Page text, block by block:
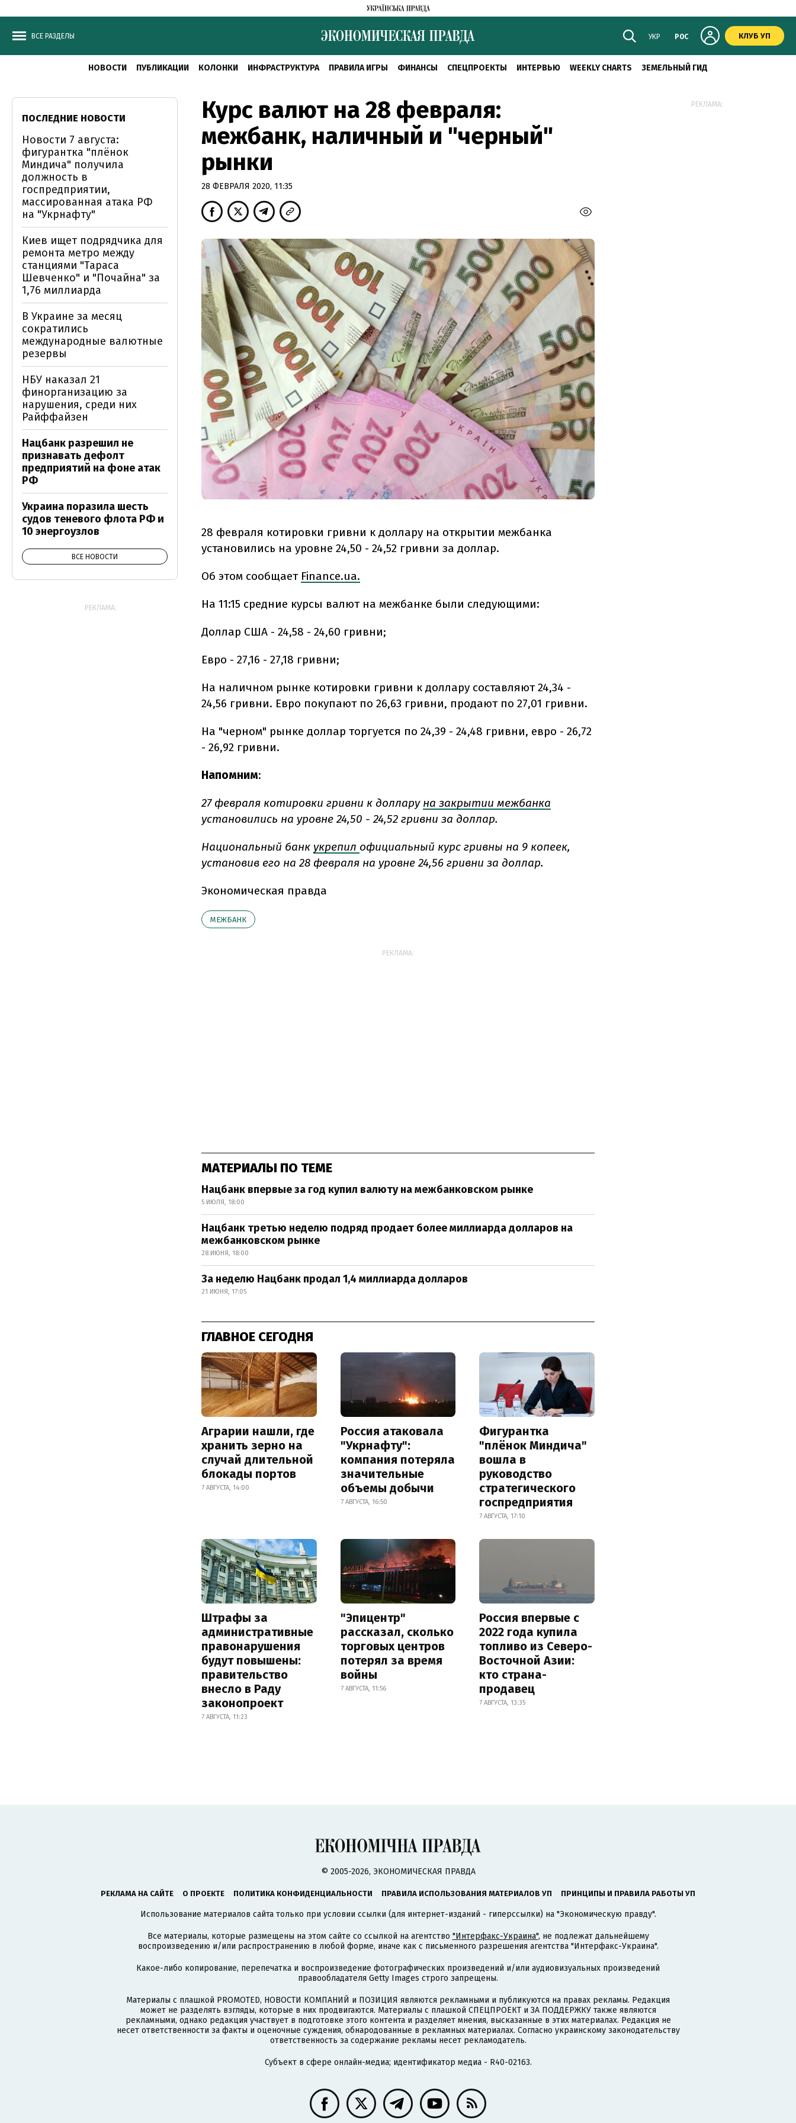
ВСЕ РАЗДЕЛЫ УКР РОС КЛУБ УП
НОВОСТИ ПУБЛИКАЦИИ КОЛОНКИ ИНФРАСТРУКТУРА ПРАВИЛА ИГРЫ ФИНАНСЫ СПЕЦПРОЕКТЫ ИНТЕРВЬЮ WEEKLY CHARTS ЗЕМЕЛЬНЫЙ ГИД
Курс валют на 28 февраля:
межбанк, наличный и "черный"
рынки
28 ФЕВРАЛЯ 2020, 11:35
28 февраля котировки гривни к доллару на открытии межбанка
установились на уровне 24,50 - 24,52 гривни за доллар.
Об этом сообщает Finance.ua.
На 11:15 средние курсы валют на межбанке были следующими:
Доллар США - 24,58 - 24,60 гривни;
Евро - 27,16 - 27,18 гривни;
На наличном рынке котировки гривни к доллару составляют 24,34 -
24,56 гривни. Евро покупают по 26,63 гривни, продают по 27,01 гривни.
На "черном" рынке доллар торгуется по 24,39 - 24,48 гривни, евро - 26,72
- 26,92 гривни.
Напомним:
27 февраля котировки гривни к доллару на закрытии межбанка
установились на уровне 24,50 - 24,52 гривни за доллар.
Национальный банк укрепил официальный курс гривны на 9 копеек,
установив его на 28 февраля на уровне 24,56 гривни за доллар.
Экономическая правда
МЕЖБАНК
РЕКЛАМА:
МАТЕРИАЛЫ ПО ТЕМЕ
Нацбанк впервые за год купил валюту на межбанковском рынке
5 ИЮЛЯ, 18:00
Нацбанк третью неделю подряд продает более миллиарда долларов на
межбанковском рынке
28 ИЮНЯ, 18:00
За неделю Нацбанк продал 1,4 миллиарда долларов
21 ИЮНЯ, 17:05
ГЛАВНОЕ СЕГОДНЯ
Аграрии нашли, где
хранить зерно на
случай длительной
блокады портов
7 АВГУСТА, 14:00
Россия атаковала
"Укрнафту":
компания потеряла
значительные
объемы добычи
7 АВГУСТА, 16:50
Фигурантка
"плёнок Миндича"
вошла в
руководство
стратегического
госпредприятия
7 АВГУСТА, 17:10
Штрафы за
административные
правонарушения
будут повышены:
правительство
внесло в Раду
законопроект
7 АВГУСТА, 11:23
"Эпицентр"
рассказал, сколько
торговых центров
потерял за время
войны
7 АВГУСТА, 11:56
Россия впервые с
2022 года купила
топливо из Северо-
Восточной Азии:
кто страна-
продавец
7 АВГУСТА, 13:35
ПОСЛЕДНИЕ НОВОСТИ
Новости 7 августа:
фигурантка "плёнок
Миндича" получила
должность в
госпредприятии,
массированная атака РФ
на "Укрнафту"
Киев ищет подрядчика для
ремонта метро между
станциями "Тараса
Шевченко" и "Почайна" за
1,76 миллиарда
В Украине за месяц
сократились
международные валютные
резервы
НБУ наказал 21
финорганизацию за
нарушения, среди них
Райффайзен
Нацбанк разрешил не
признавать дефолт
предприятий на фоне атак
РФ
Украина поразила шесть
судов теневого флота РФ и
10 энергоузлов
ВСЕ НОВОСТИ
РЕКЛАМА:
РЕКЛАМА:
© 2005-2026, ЭКОНОМИЧЕСКАЯ ПРАВДА
РЕКЛАМА НА САЙТЕ О ПРОЕКТЕ ПОЛИТИКА КОНФИДЕНЦИАЛЬНОСТИ ПРАВИЛА ИСПОЛЬЗОВАНИЯ МАТЕРИАЛОВ УП ПРИНЦИПЫ И ПРАВИЛА РАБОТЫ УП
Использование материалов сайта только при условии ссылки (для интернет-изданий - гиперссылки) на "Экономическую правду".
Все материалы, которые размещены на этом сайте со ссылкой на агентство "Интерфакс-Украина", не подлежат дальнейшему
воспроизведению и/или распространению в любой форме, иначе как с письменного разрешения агентства "Интерфакс-Украина".
Какое-либо копирование, перепечатка и воспроизведение фотографических произведений и/или аудиовизуальных произведений
правообладателя Getty Images строго запрещены.
Материалы с плашкой PROMOTED, НОВОСТИ КОМПАНИЙ и ПОЗИЦИЯ являются рекламными и публикуются на правах рекламы. Редакция
может не разделять взгляды, которые в них продвигаются. Материалы с плашкой СПЕЦПРОЕКТ и ЗА ПОДДЕРЖКУ также являются
рекламными, однако редакция участвует в подготовке этого контента и разделяет мнения, высказанные в этих материалах. Редакция не
несет ответственности за факты и оценочные суждения, обнародованные в рекламных материалах. Согласно украинскому законодательству
ответственность за содержание рекламы несет рекламодатель.
Субъект в сфере онлайн-медиа; идентификатор медиа - R40-02163.